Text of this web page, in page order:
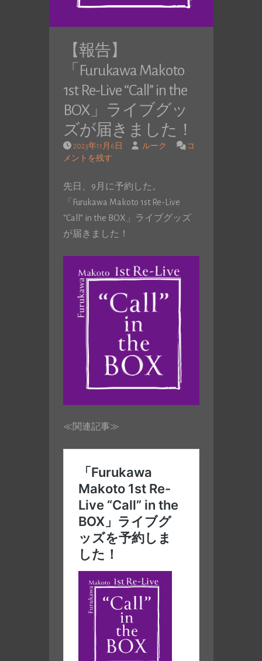
【報告】
「Furukawa Makoto
1st Re-Live “Call” in the
BOX」ライブグッ
ズが届きました！
2023年11月6日 ルーク
コ
メントを残す
先日、9月に予約した。
「Furukawa Makoto 1st Re-Live
“Call” in the BOX」ライブグッズ
が届きました！
≪関連記事≫